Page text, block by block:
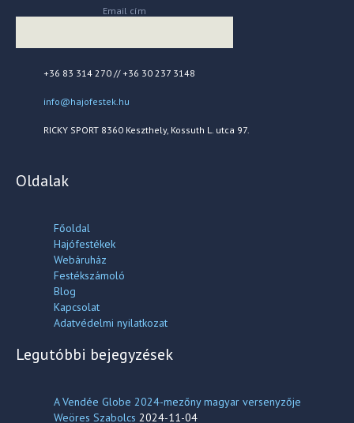
Email cím
+36 83 314 270 // +36 30 237 3148
info@hajofestek.hu
RICKY SPORT 8360 Keszthely, Kossuth L. utca 97.
Oldalak
Főoldal
Hajófestékek
Webáruház
Festékszámoló
Blog
Kapcsolat
Adatvédelmi nyilatkozat
Legutóbbi bejegyzések
A Vendée Globe 2024-mezőny magyar versenyzője
Weöres Szabolcs 2024-11-04